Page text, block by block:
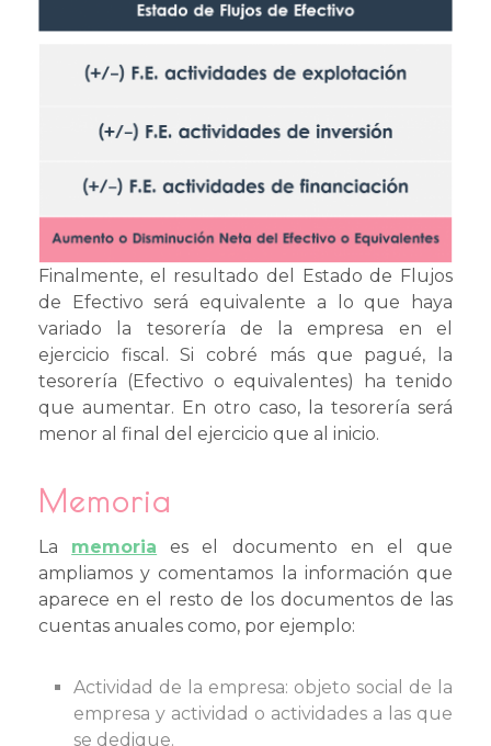
Finalmente, el resultado del Estado de Flujos
de Efectivo será equivalente a lo que haya
variado la tesorería de la empresa en el
ejercicio fiscal. Si cobré más que pagué, la
tesorería (Efectivo o equivalentes) ha tenido
que aumentar. En otro caso, la tesorería será
menor al final del ejercicio que al inicio.
Memoria
La memoria es el documento en el que
ampliamos y comentamos la información que
aparece en el resto de los documentos de las
cuentas anuales como, por ejemplo:
Actividad de la empresa: objeto social de la
empresa y actividad o actividades a las que
se dedique.